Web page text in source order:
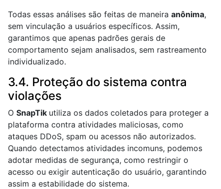
Todas essas análises são feitas de maneira anônima,
sem vinculação a usuários específicos. Assim,
garantimos que apenas padrões gerais de
comportamento sejam analisados, sem rastreamento
individualizado.
3.4. Proteção do sistema contra
violações
O SnapTik utiliza os dados coletados para proteger a
plataforma contra atividades maliciosas, como
ataques DDoS, spam ou acessos não autorizados.
Quando detectamos atividades incomuns, podemos
adotar medidas de segurança, como restringir o
acesso ou exigir autenticação do usuário, garantindo
assim a estabilidade do sistema.